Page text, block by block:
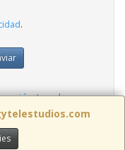
.
Legal
de Cookies